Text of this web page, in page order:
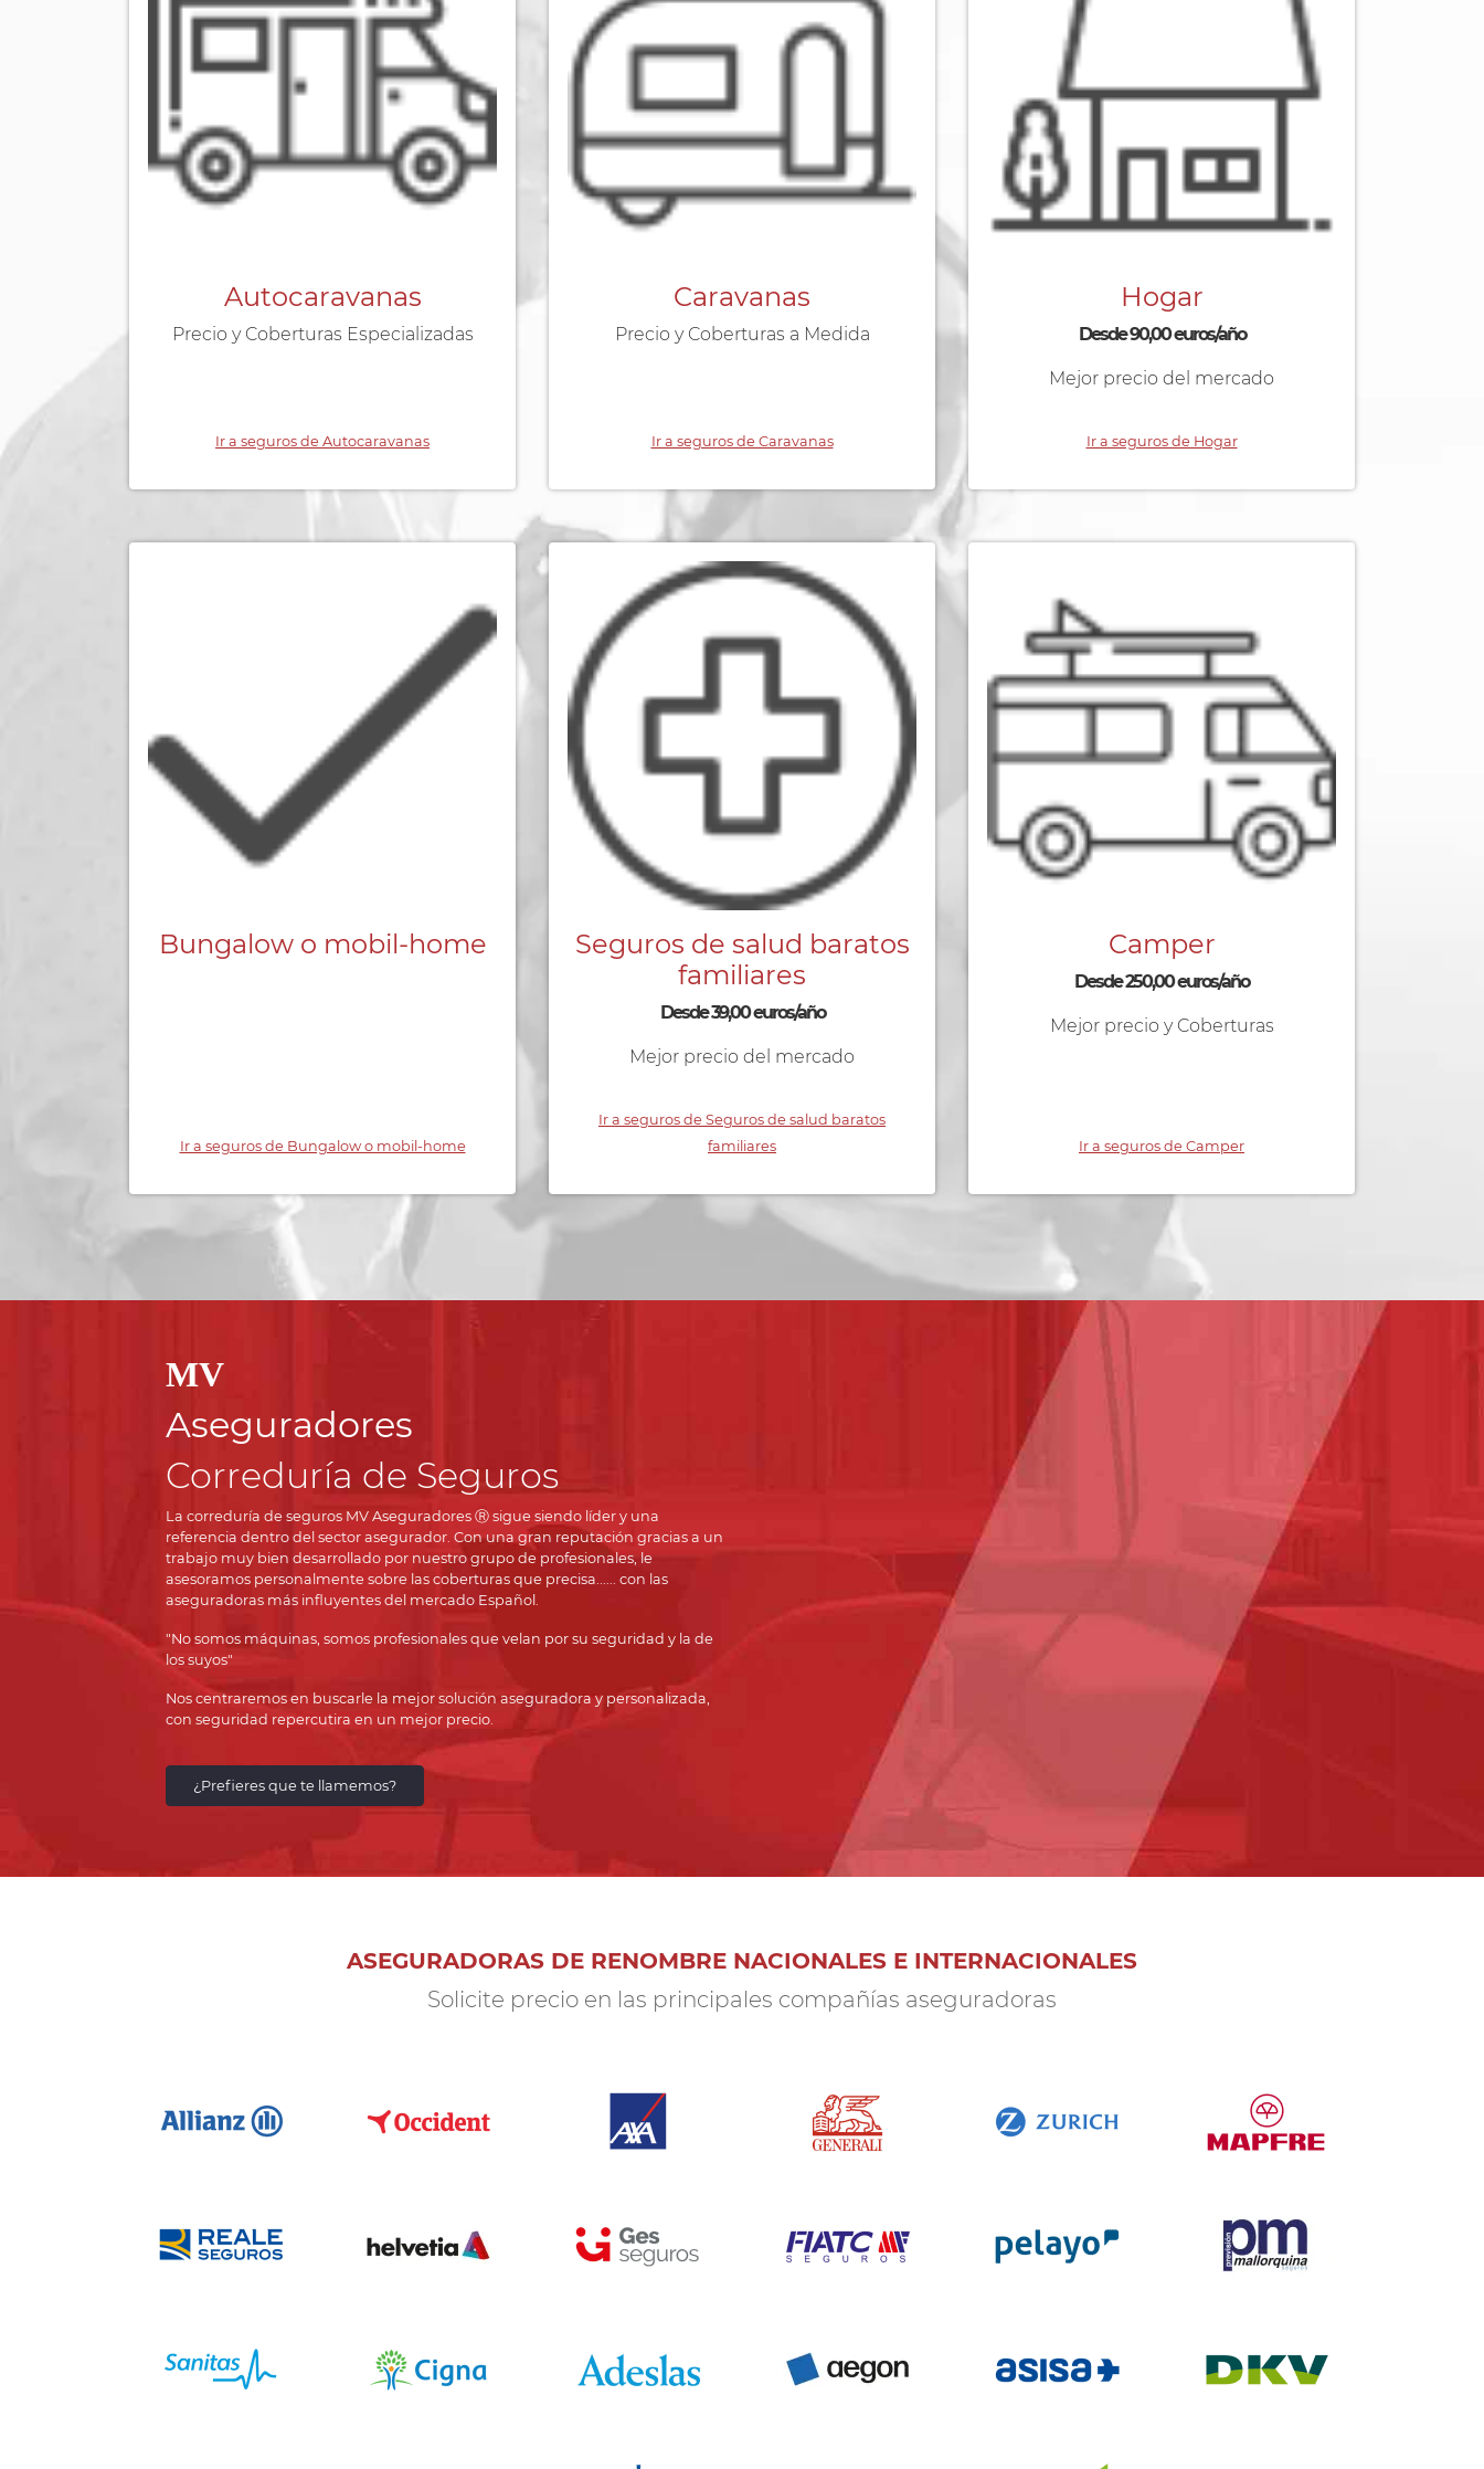
Autocaravanas
Precio y Coberturas Especializadas
Ir a seguros de Autocaravanas
Caravanas
Precio y Coberturas a Medida
Ir a seguros de Caravanas
Hogar
Desde 90,00 euros/año
Mejor precio del mercado
Ir a seguros de Hogar
Bungalow o mobil-home
Ir a seguros de Bungalow o mobil-home
Seguros de salud baratos
familiares
Desde 39,00 euros/año
Mejor precio del mercado
Ir a seguros de Seguros de salud baratos
familiares
Camper
Desde 250,00 euros/año
Mejor precio y Coberturas
Ir a seguros de Camper
MV
Aseguradores
Correduría de Seguros
La correduría de seguros MV Aseguradores Ⓡ sigue siendo líder y una
referencia dentro del sector asegurador. Con una gran reputación gracias a un
trabajo muy bien desarrollado por nuestro grupo de profesionales, le
asesoramos personalmente sobre las coberturas que precisa...... con las
aseguradoras más influyentes del mercado Español.
"No somos máquinas, somos profesionales que velan por su seguridad y la de
los suyos"
Nos centraremos en buscarle la mejor solución aseguradora y personalizada,
con seguridad repercutira en un mejor precio.
¿Prefieres que te llamemos?
ASEGURADORAS DE RENOMBRE NACIONALES E INTERNACIONALES
Solicite precio en las principales compañías aseguradoras